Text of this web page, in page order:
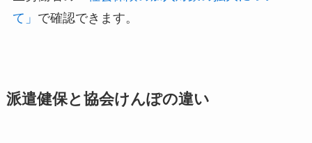
て」 で確認できます。
派遣健保と協会けんぽの違い